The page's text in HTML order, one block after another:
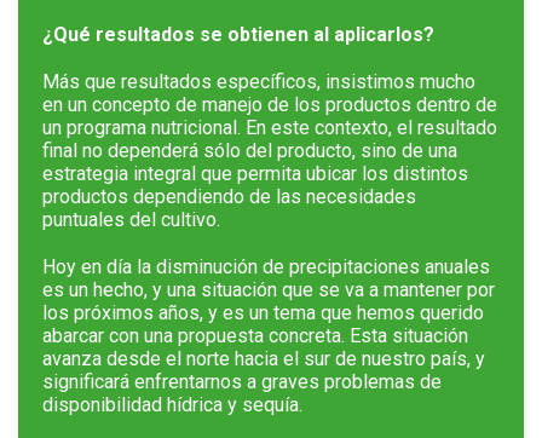
¿Qué resultados se obtienen al aplicarlos?
Más que resultados específicos, insistimos mucho
en un concepto de manejo de los productos dentro de
un programa nutricional. En este contexto, el resultado
final no dependerá sólo del producto, sino de una
estrategia integral que permita ubicar los distintos
productos dependiendo de las necesidades
puntuales del cultivo.
Hoy en día la disminución de precipitaciones anuales
es un hecho, y una situación que se va a mantener por
los próximos años, y es un tema que hemos querido
abarcar con una propuesta concreta. Esta situación
avanza desde el norte hacia el sur de nuestro país, y
significará enfrentarnos a graves problemas de
disponibilidad hídrica y sequía.